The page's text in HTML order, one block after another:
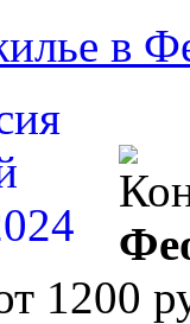
в
1200